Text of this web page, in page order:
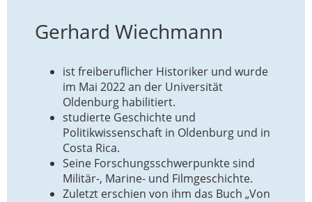
Gerhard Wiechmann
ist freiberuflicher Historiker und wurde
im Mai 2022 an der Universität
Oldenburg habilitiert.
studierte Geschichte und
Politikwissenschaft in Oldenburg und in
Costa Rica.
Seine Forschungsschwerpunkte sind
Militär-, Marine- und Filmgeschichte.
Zuletzt erschien von ihm das Buch „Von